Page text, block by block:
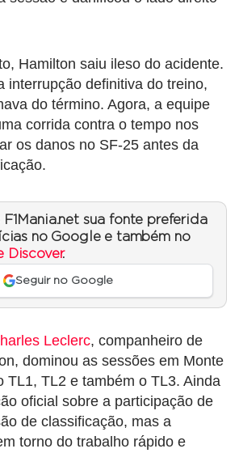
Hamilton saiu ileso do acidente.
interrupção definitiva do treino,
do término. Agora, a equipe
corrida contra o tempo nos
os danos no SF-25 antes da
F1Mania.net sua fonte preferida
no Google e também no
Discover.
Seguir no Google
Leclerc, companheiro de
dominou as sessões em Monte
TL1, TL2 e também o TL3. Ainda
oficial sobre a participação de
de classificação, mas a
torno do trabalho rápido e